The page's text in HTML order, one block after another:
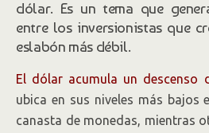
dólar. Es un tema que
entre los inversionistas que
eslabón más débil.
El dólar acumula un descenso
ubica en sus niveles más bajos
canasta de monedas, mientras